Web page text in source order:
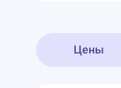
Цены